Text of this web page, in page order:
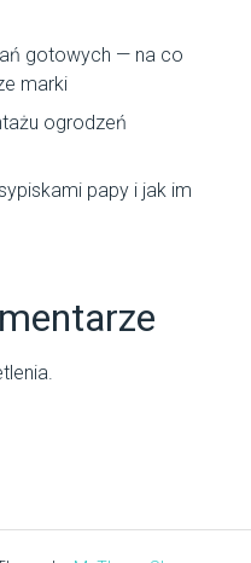
gotowych — na co
marki
ogrodzeń
papy i jak im